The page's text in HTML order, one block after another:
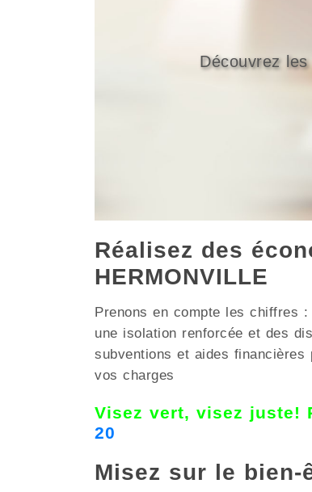
Découvrez
Réalisez des
HERMONVILLE
Prenons en compte les chiffres
une isolation renforcée et des
subventions et aides
vos charges
Visez vert, visez juste!
20
Misez sur le